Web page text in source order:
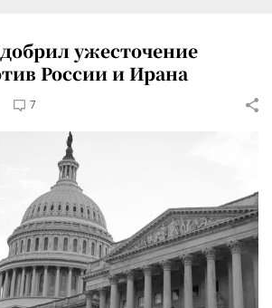
ужесточение
России и Ирана
7